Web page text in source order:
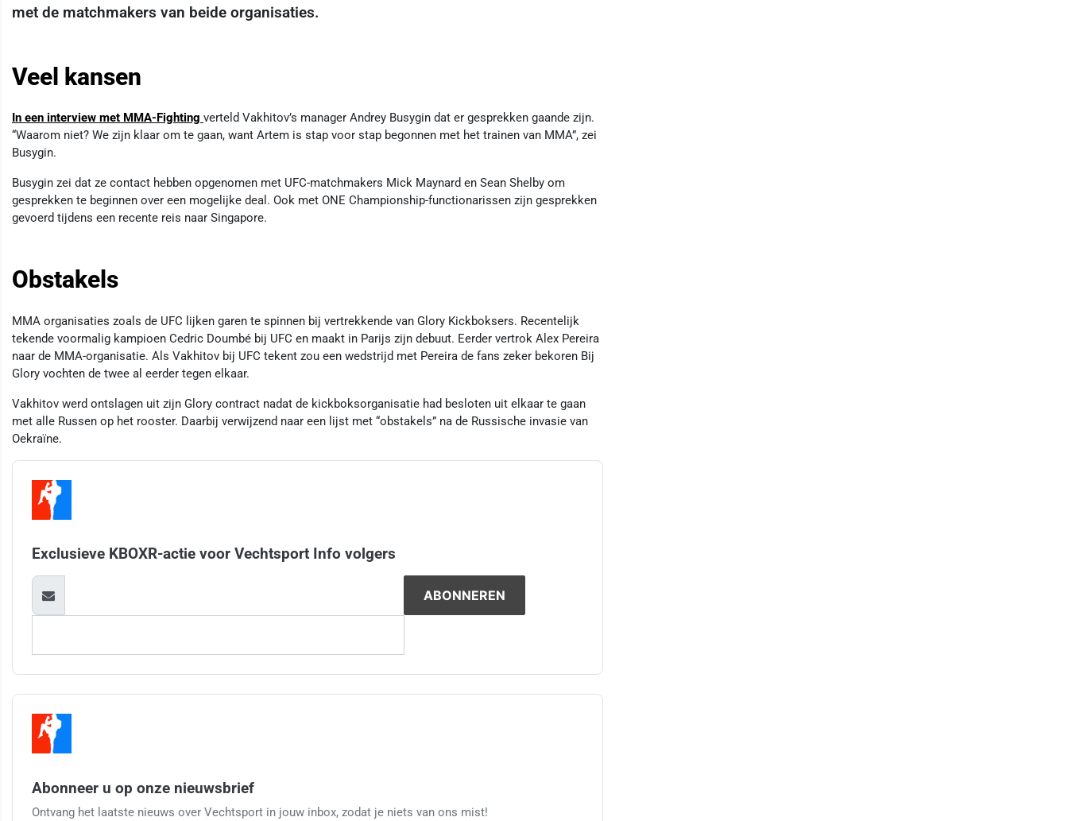
met de matchmakers van beide organisaties.
Veel kansen
In een interview met MMA-Fighting verteld Vakhitov’s manager Andrey Busygin dat er gesprekken gaande zijn.
“Waarom niet? We zijn klaar om te gaan, want Artem is stap voor stap begonnen met het trainen van MMA”, zei
Busygin.
Busygin zei dat ze contact hebben opgenomen met UFC-matchmakers Mick Maynard en Sean Shelby om
gesprekken te beginnen over een mogelijke deal. Ook met ONE Championship-functionarissen zijn gesprekken
gevoerd tijdens een recente reis naar Singapore.
Obstakels
MMA organisaties zoals de UFC lijken garen te spinnen bij vertrekkende van Glory Kickboksers. Recentelijk
tekende voormalig kampioen Cedric Doumbé bij UFC en maakt in Parijs zijn debuut. Eerder vertrok Alex Pereira
naar de MMA-organisatie. Als Vakhitov bij UFC tekent zou een wedstrijd met Pereira de fans zeker bekoren Bij
Glory vochten de twee al eerder tegen elkaar.
Vakhitov werd ontslagen uit zijn Glory contract nadat de kickboksorganisatie had besloten uit elkaar te gaan
met alle Russen op het rooster. Daarbij verwijzend naar een lijst met “obstakels” na de Russische invasie van
Oekraïne.
Exclusieve KBOXR-actie voor Vechtsport Info volgers
Abonneer u op onze nieuwsbrief
Ontvang het laatste nieuws over Vechtsport in jouw inbox, zodat je niets van ons mist!